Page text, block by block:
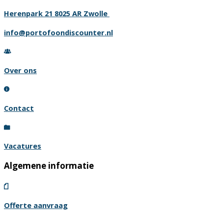
Herenpark 21 8025 AR Zwolle
info@portofoondiscounter.nl
Over ons
Contact
Vacatures
Algemene informatie
Offerte aanvraag